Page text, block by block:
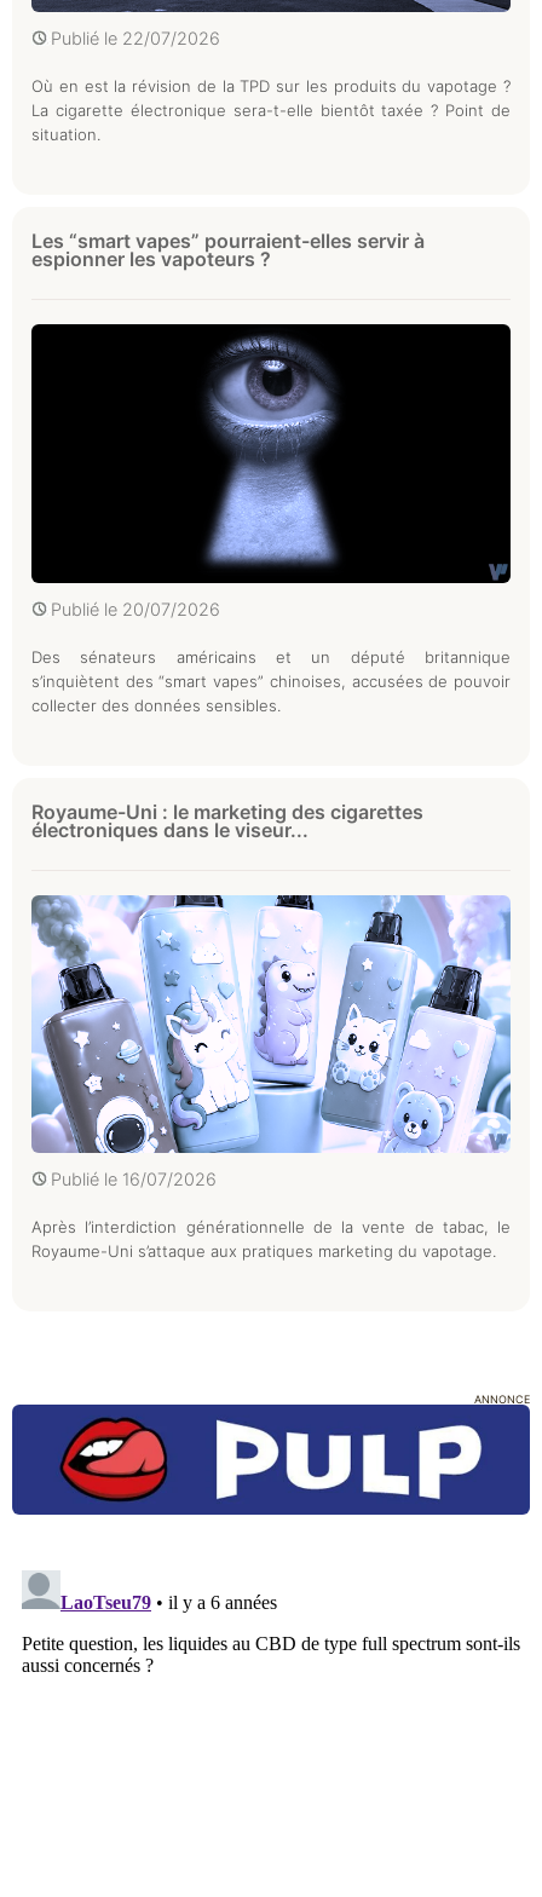
Publié le 22/07/2026
Où en est la révision de la TPD sur les produits du vapotage ?
La cigarette électronique sera-t-elle bientôt taxée ? Point de
situation.
Les “smart vapes” pourraient-elles servir à
espionner les vapoteurs ?
Publié le 20/07/2026
Des sénateurs américains et un député britannique
s’inquiètent des “smart vapes” chinoises, accusées de pouvoir
collecter des données sensibles.
Royaume-Uni : le marketing des cigarettes
électroniques dans le viseur...
Publié le 16/07/2026
Après l’interdiction générationnelle de la vente de tabac, le
Royaume-Uni s’attaque aux pratiques marketing du vapotage.
ANNONCE